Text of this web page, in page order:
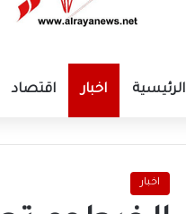
الرئيسية اخبار اقتصاد
اخبار